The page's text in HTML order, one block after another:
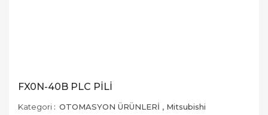
FX0N-40B PLC PİLİ
Kategori OTOMASYON ÜRÜNLERİ , Mitsubishi